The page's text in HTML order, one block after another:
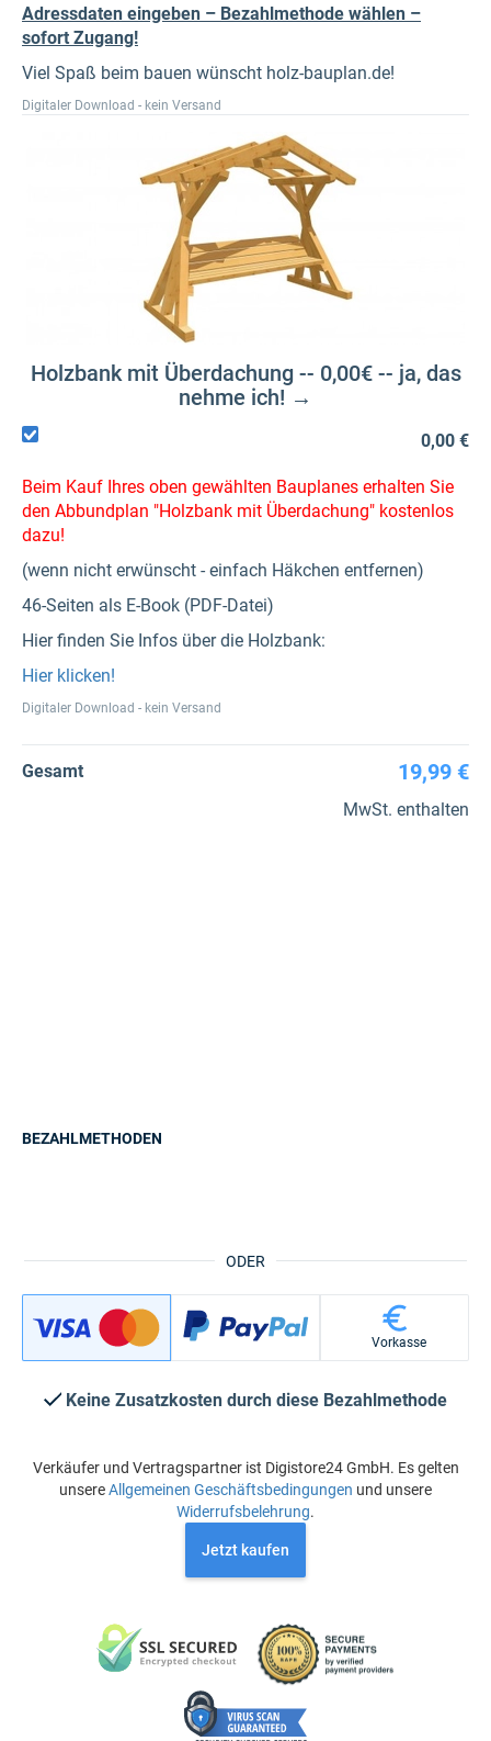
Adressdaten eingeben – Bezahlmethode wählen –
sofort Zugang!
Viel Spaß beim bauen wünscht holz-bauplan.de!
Digitaler Download - kein Versand
Holzbank mit Überdachung -- 0,00€ -- ja, das
nehme ich! →
0,00 €
Beim Kauf Ihres oben gewählten Bauplanes erhalten Sie
den Abbundplan "Holzbank mit Überdachung" kostenlos
dazu!
(wenn nicht erwünscht - einfach Häkchen entfernen)
46-Seiten als E-Book (PDF-Datei)
Hier finden Sie Infos über die Holzbank:
Hier klicken!
Digitaler Download - kein Versand
Gesamt 19,99 €
MwSt. enthalten
ODER
BEZAHLMETHODEN
Vorkasse
Keine Zusatzkosten durch diese Bezahlmethode
Verkäufer und Vertragspartner ist Digistore24 GmbH. Es gelten
unsereAllgemeinen Geschäftsbedingungen und unsere
Widerrufsbelehrung.
Jetzt kaufen